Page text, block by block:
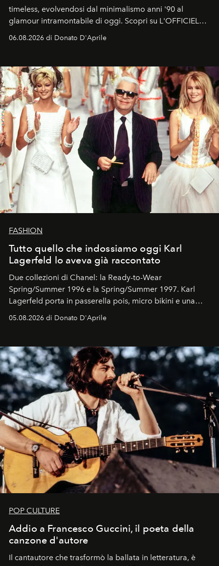
timeless, evolvendosi dal minimalismo anni '90 al
glamour intramontabile di oggi. Scopri su L'OFFICIEL
06.08.2026 di Donato D'Aprile
FASHION
Tutto quello che indossiamo oggi Karl
Lagerfeld lo aveva già raccontato
Due collezioni di Chanel: la Ready-to-Wear
Spring/Summer 1996 e la Spring/Summer 1997. Karl
Lagerfeld porta in passerella pois, micro bikini e una
Kate, Claudia e Carla una dietro l'altra. Trent'anni dopo,
uno dei documenti più contemporanei che abbiamo.
05.08.2026 di Donato D'Aprile
POP CULTURE
Addio a Francesco Guccini, il poeta della
canzone d'autore
Il cantautore che trasformò la ballata in letteratura, è